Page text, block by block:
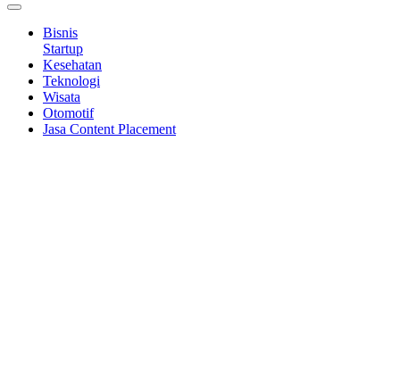
Bisnis
Startup
Kesehatan
Teknologi
Wisata
Otomotif
Jasa Content Placement